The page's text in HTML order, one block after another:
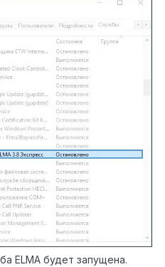
ELMA будет запущена.